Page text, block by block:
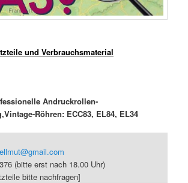
und Verbrauchsmaterial
Andruckrollen-
Röhren: ECC83, EL84, EL34
(bitte erst nach 18.00 Uhr)
bitte nachfragen]